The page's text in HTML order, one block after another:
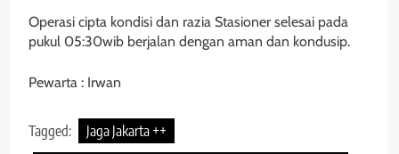
Operasi cipta kondisi dan razia Stasioner selesai pada
pukul 05:30wib berjalan dengan aman dan kondusip.
Pewarta : Irwan
Tagged:
Jaga Jakarta ++